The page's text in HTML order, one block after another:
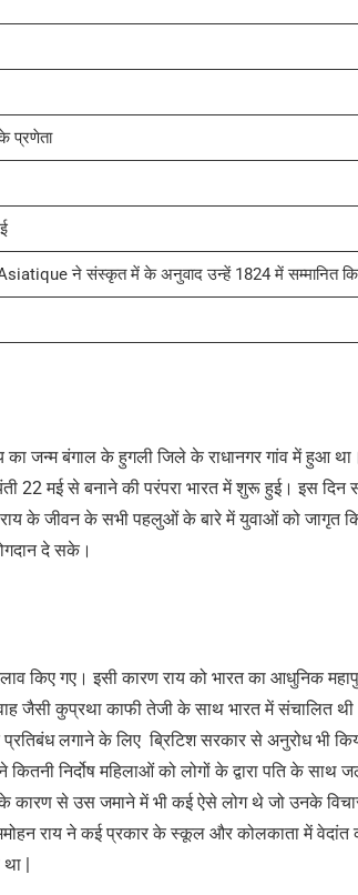
प्रणेता
ने संस्कृत में के अनुवाद उन्हें 1824 में सम्मानित
का जन्म बंगाल के हुगली जिले के राधानगर गांव में हुआ था।
22 मई से बनाने की परंपरा भारत में शुरू हुई। इस
राय के जीवन के सभी पहलुओं के बारे में युवाओं को जागृत
दे सके।
किए गए। इसी कारण राय को भारत का आधुनिक
जैसी कुप्रथा काफी तेजी के साथ भारत में संचालित
लगाने के लिए ब्रिटिश सरकार से अनुरोध भी
निर्दोष महिलाओं को लोगों के द्वारा पति के साथ
कारण से उस जमाने में भी कई ऐसे लोग थे जो उनके
राय ने कई प्रकार के स्कूल और कोलकाता में वेदांत
था |